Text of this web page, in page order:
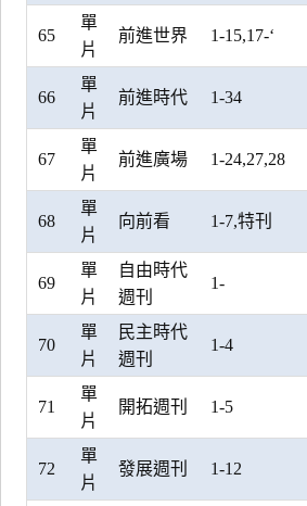
65
單
片
前進世界 1-15,17-‘
66
單
片
前進時代 1-34
67
單
片
前進廣場 1-24,27,28
68
單
片
向前看 1-7,特刊
69
單
片
自由時代
週刊
1-
70
單
片
民主時代
週刊
1-4
71
單
片
開拓週刊 1-5
72
單
片
發展週刊 1-12